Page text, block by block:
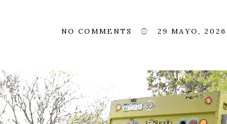
NO COMMENTS 29 MAYO, 2026